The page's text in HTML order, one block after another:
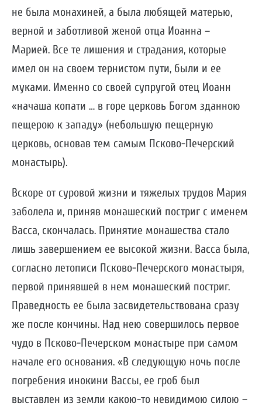
не была монахиней, а была любящей матерью,
верной и заботливой женой отца Иоанна –
Марией. Все те лишения и страдания, которые
имел он на своем тернистом пути, были и ее
муками. Именно со своей супругой отец Иоанн
«начаша копати … в горе церковь Богом зданною
пещерою к западу» (небольшую пещерную
церковь, основав тем самым Псково-Печерский
монастырь).
Вскоре от суровой жизни и тяжелых трудов Мария
заболела и, приняв монашеский постриг с именем
Васса, скончалась. Принятие монашества стало
лишь завершением ее высокой жизни. Васса была,
согласно летописи Псково-Печерского монастыря,
первой принявшей в нем монашеский постриг.
Праведность ее была засвидетельствована сразу
же после кончины. Над нею совершилось первое
чудо в Псково-Печерском монастыре при самом
начале его основания. «В следующую ночь после
погребения инокини Вассы, ее гроб был
выставлен из земли какою-то невидимою силою –